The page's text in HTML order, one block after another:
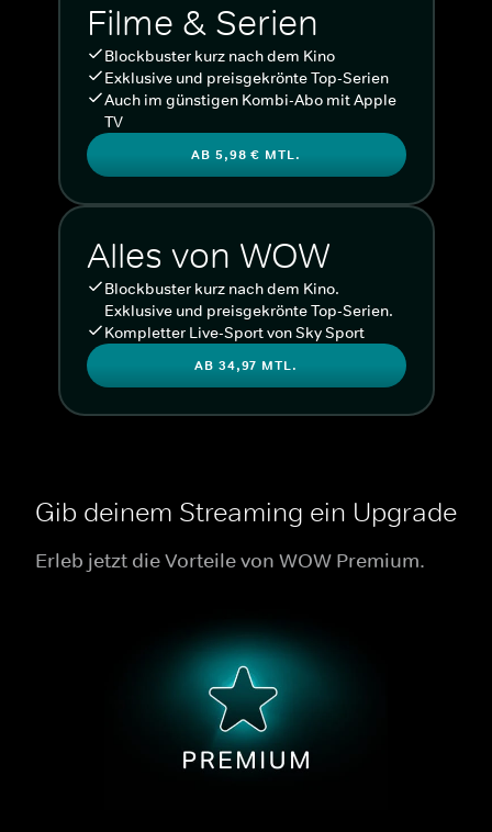
Filme & Serien
Blockbuster kurz nach dem Kino
Exklusive und preisgekrönte Top-Serien
Auch im günstigen Kombi-Abo mit Apple
TV
AB 5,98 € MTL.
Alles von WOW
Blockbuster kurz nach dem Kino.
Exklusive und preisgekrönte Top-Serien.
Kompletter Live-Sport von Sky Sport
AB 34,97 MTL.
Gib deinem Streaming ein Upgrade
Erleb jetzt die Vorteile von WOW Premium.